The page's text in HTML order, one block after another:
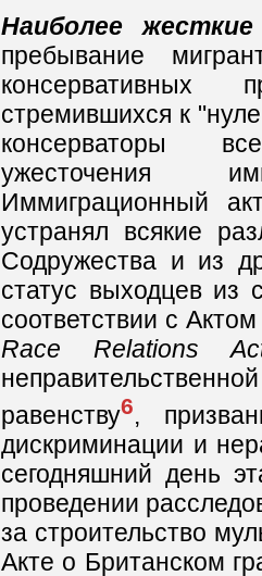
Наиболее жесткие
пребывание
консервативных
стремившихся к
консерваторы
ужесточения
Иммиграционный
устранял всякие
Содружества и из
статус выходцев из
соответствии с
Race Relations
равенству6,
дискриминации и
сегодняшний день
проведении
за строительство
Акте о Британском